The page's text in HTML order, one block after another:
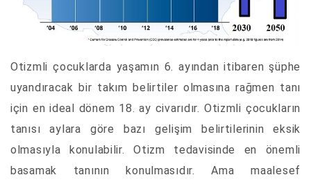
Otizmli çocuklarda yaşamın 6. ayından itibaren şüphe
uyandıracak bir takım belirtiler olmasına rağmen tanı
için en ideal dönem 18. ay civarıdır. Otizmli çocukların
tanısı aylara göre bazı gelişim belirtilerinin eksik
olmasıyla konulabilir. Otizm tedavisinde en önemli
basamak tanının konulmasıdır. Ama maalesef